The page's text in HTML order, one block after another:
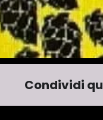
Condividi